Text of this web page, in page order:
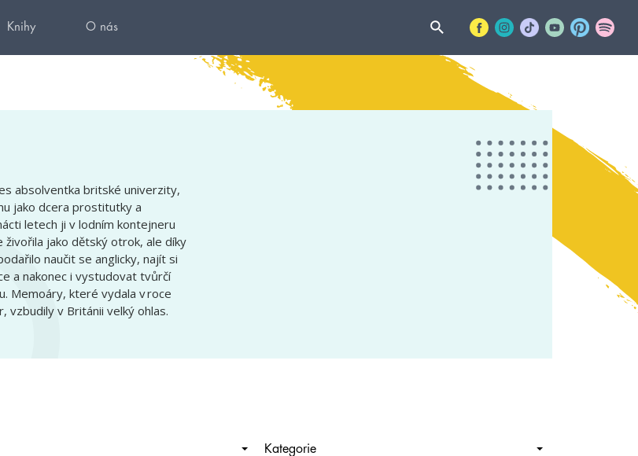
Knihy O nás
absolventka britské univerzity,
jako dcera prostitutky a
letech ji v lodním kontejneru
jako dětský otrok, ale díky
naučit se anglicky, najít si
a nakonec i vystudovat tvůrčí
Memoáry, které vydala v roce
vzbudily v Británii velký ohlas.
Kategorie